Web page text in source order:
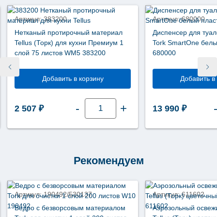
Артикул: 383200
Нетканый протирочный материал
Tellus (Торк) для кухни Премиум 1
слой 75 листов WM5 383200
Добавить в корзину
2 507 ₽ -
Количество
товара
материал
Премиум
75
листов
WM5
+
Артикул: 680000
Диспенсер для
Tork SmartOne
680000
Добавить в
13 990 ₽ -
Рекомендуем
Артикул: 190492/530137
Ведро с безворсовым материалом
Артикул: 611602
Аэрозольный